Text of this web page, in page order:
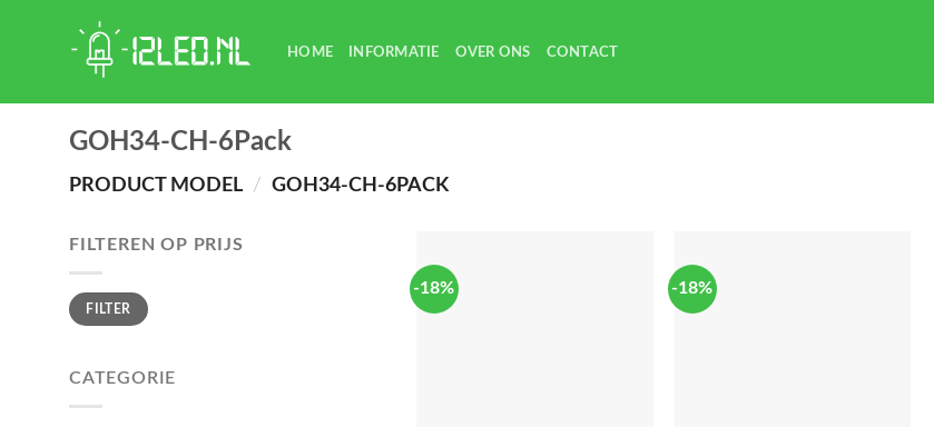
HOME INFORMATIE OVER ONS CONTACT
GOH34-CH-6Pack
PRODUCT MODEL / GOH34-CH-6PACK
FILTEREN OP PRIJS
Min.
prijs
Max.
prijsFILTER
CATEGORIE
-18% -18%